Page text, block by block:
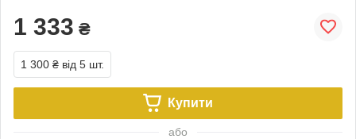
1 333 ₴
1 300 ₴ від 5 шт.
Купити
або